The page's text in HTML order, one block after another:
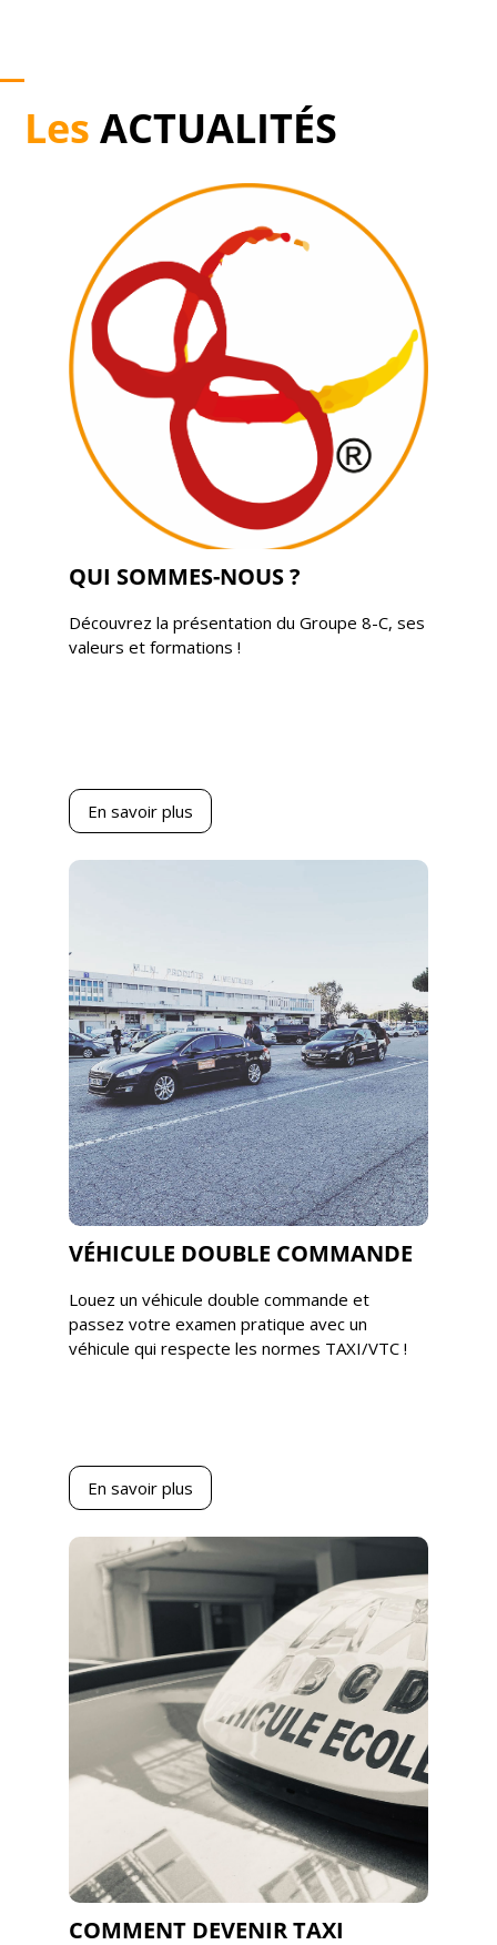
Les ACTUALITÉS
QUI SOMMES-NOUS ?
Découvrez la présentation du Groupe 8-C, ses
valeurs et formations !
En savoir plus
VÉHICULE DOUBLE COMMANDE
Louez un véhicule double commande et
passez votre examen pratique avec un
véhicule qui respecte les normes TAXI/VTC !
En savoir plus
COMMENT DEVENIR TAXI